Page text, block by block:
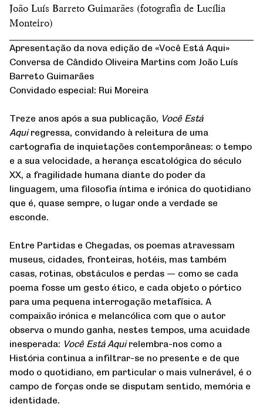
João Luís Barreto Guimarães (fotografia de Lucília
Monteiro)
Apresentação da nova edição de «Você Está Aqui»
Conversa de Cândido Oliveira Martins com João Luís
Barreto Guimarães
Convidado especial: Rui Moreira
Treze anos após a sua publicação, Você Está
Aquiregressa, convidando à releitura de uma
cartografia de inquietações contemporâneas: o tempo
e a sua velocidade, a herança escatológica do século
XX, a fragilidade humana diante do poder da
linguagem, uma filosofia íntima e irónica do quotidiano
que é, quase sempre, o lugar onde a verdade se
esconde.
Entre Partidas e Chegadas, os poemas atravessam
museus, cidades, fronteiras, hotéis, mas também
casas, rotinas, obstáculos e perdas — como se cada
poema fosse um gesto ético, e cada objeto o pórtico
para uma pequena interrogação metafísica. A
compaixão irónica e melancólica com que o autor
observa o mundo ganha, nestes tempos, uma acuidade
inesperada: Você Está Aquirelembra-nos como a
História continua a infiltrar-se no presente e de que
modo o quotidiano, em particular o mais vulnerável, é o
campo de forças onde se disputam sentido, memória e
identidade.